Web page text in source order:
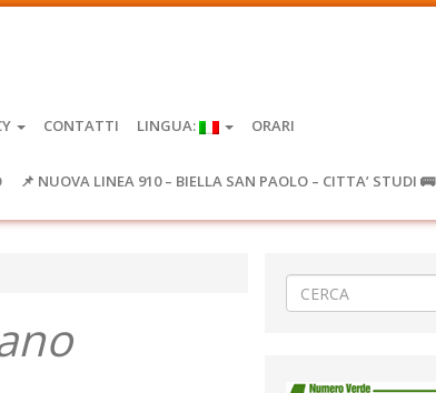
CONTATTI LINGUA: ORARI
📌 NUOVA LINEA 910 – BIELLA SAN PAOLO – CITTA’ STUDI 🚌